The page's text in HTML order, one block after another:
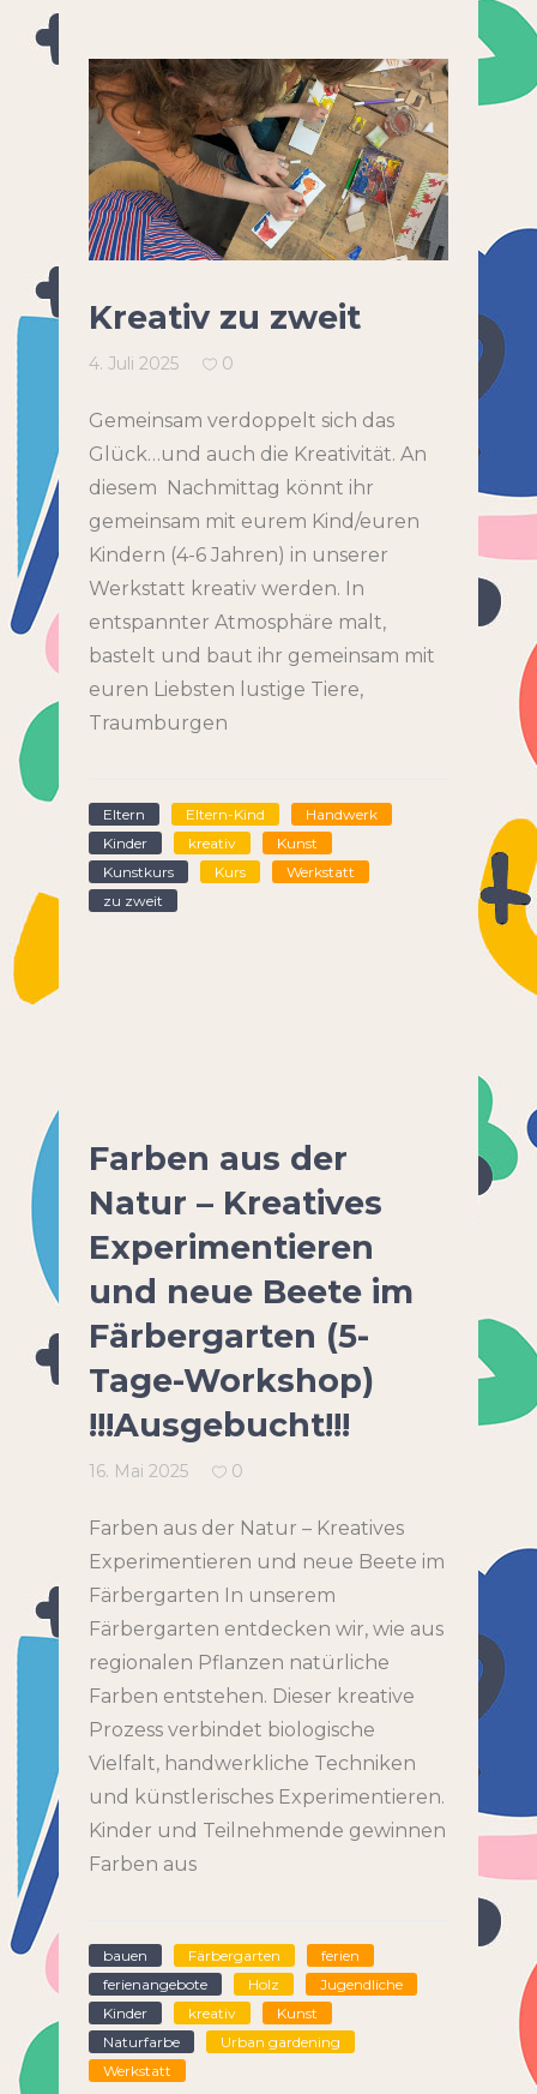
Kreativ zu zweit
4. Juli 2025 0
Gemeinsam verdoppelt sich das
Glück…und auch die Kreativität. An
diesem Nachmittag könnt ihr
gemeinsam mit eurem Kind/euren
Kindern (4-6 Jahren) in unserer
Werkstatt kreativ werden. In
entspannter Atmosphäre malt,
bastelt und baut ihr gemeinsam mit
euren Liebsten lustige Tiere,
Traumburgen
Eltern Eltern-Kind
Handwerk
Kinder
kreativ
Kunst
Kunstkurs
Kurs
Werkstatt
zu zweit
Farben aus der
Natur – Kreatives
Experimentieren
und neue Beete im
Färbergarten (5-
Tage-Workshop)
!!!Ausgebucht!!!
16. Mai 2025 0
Farben aus der Natur – Kreatives
Experimentieren und neue Beete im
Färbergarten In unserem
Färbergarten entdecken wir, wie aus
regionalen Pflanzen natürliche
Farben entstehen. Dieser kreative
Prozess verbindet biologische
Vielfalt, handwerkliche Techniken
und künstlerisches Experimentieren.
Kinder und Teilnehmende gewinnen
Farben aus
bauen Färbergarten
ferien
ferienangebote
Holz
Jugendliche
Kinder
kreativ
Kunst
Naturfarbe
Urban gardening
Werkstatt